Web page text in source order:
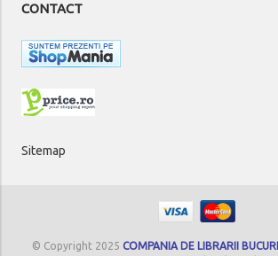
CONTACT
Sitemap
© Copyright 2025 COMPANIA DE LIBRARII